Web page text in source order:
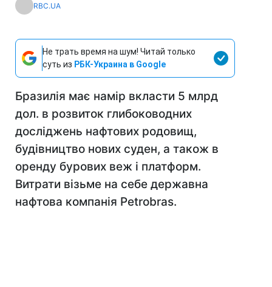
RBC.UA
Не трать время на шум! Читай только
суть из РБК-Украина в Google
Бразилія має намір вкласти 5 млрд
дол. в розвиток глибоководних
досліджень нафтових родовищ,
будівництво нових суден, а також в
оренду бурових веж і платформ.
Витрати візьме на себе державна
нафтова компанія Petrobras.